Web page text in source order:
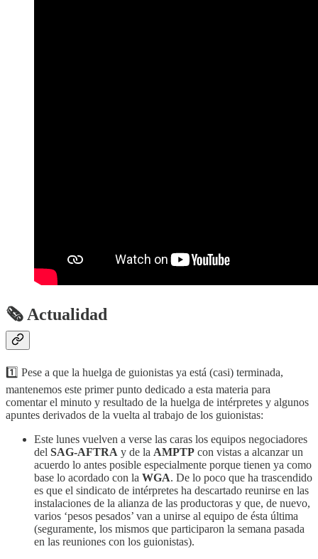
🗞 Actualidad
1️⃣ Pese a que la huelga de guionistas ya está (casi) terminada,
mantenemos este primer punto dedicado a esta materia para
comentar el minuto y resultado de la huelga de intérpretes y algunos
apuntes derivados de la vuelta al trabajo de los guionistas:
Este lunes vuelven a verse las caras los equipos negociadores
del SAG-AFTRA y de la AMPTP con vistas a alcanzar un
acuerdo lo antes posible especialmente porque tienen ya como
base lo acordado con la WGA. De lo poco que ha trascendido
es que el sindicato de intérpretes ha descartado reunirse en las
instalaciones de la alianza de las productoras y que, de nuevo,
varios ‘pesos pesados’ van a unirse al equipo de ésta última
(seguramente, los mismos que participaron la semana pasada
en las reuniones con los guionistas).